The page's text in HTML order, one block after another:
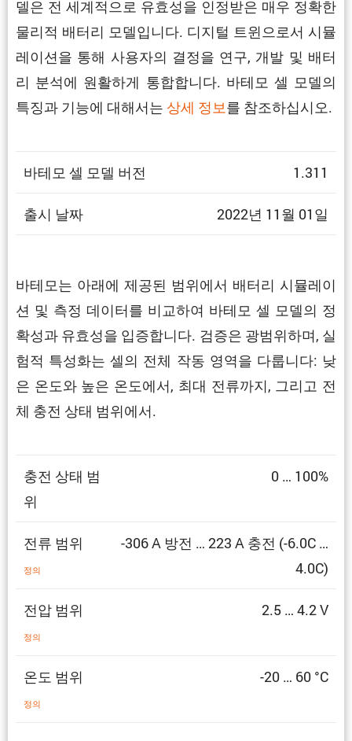
델은 전 세계적으로 유효성을 인정받은 매우 정확한
물리적 배터리 모델입니다. 디지털 트윈으로서 시뮬
레이션을 통해 사용자의 결정을 연구, 개발 및 배터
리 분석에 원활하게 통합합니다. 바테모 셀 모델의
특징과 기능에 대해서는 상세 정보를 참조하십시오.
바테모 셀 모델 버전 1.311
출시 날짜 2022년 11월 01일
바테모는 아래에 제공된 범위에서 배터리 시뮬레이
션 및 측정 데이터를 비교하여 바테모 셀 모델의 정
확성과 유효성을 입증합니다. 검증은 광범위하며, 실
험적 특성화는 셀의 전체 작동 영역을 다룹니다: 낮
은 온도와 높은 온도에서, 최대 전류까지, 그리고 전
체 충전 상태 범위에서.
충전 상태 범
위
0 … 100%
전류 범위
정의
-306 A 방전 … 223 A 충전 (-6.0C …
4.0C)
전압 범위
정의
2.5 … 4.2 V
온도 범위
정의
-20 … 60 °C